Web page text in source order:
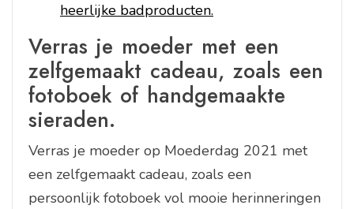
heerlijke badproducten.
Verras je moeder met een
zelfgemaakt cadeau, zoals een
fotoboek of handgemaakte
sieraden.
Verras je moeder op Moederdag 2021 met
een zelfgemaakt cadeau, zoals een
persoonlijk fotoboek vol mooie herinneringen